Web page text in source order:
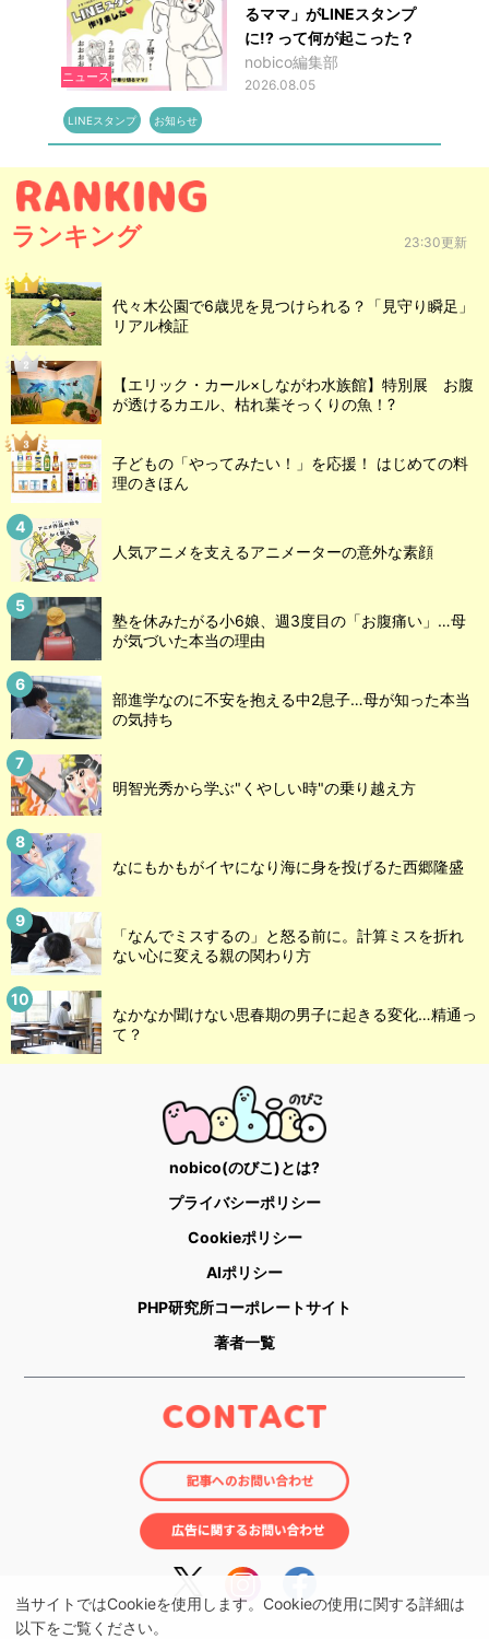
当サイトではCookieを使用します。Cookieの使用に関する詳細は
以下をご覧ください。
ニュース
るママ」がLINEスタンプ
に!? って何が起こった？
nobico編集部
2026.08.05
LINEスタンプ お知らせ
ランキング 23:30更新
代々木公園で6歳児を見つけられる？「見守り瞬足」
リアル検証
【エリック・カール×しながわ水族館】特別展 お腹
が透けるカエル、枯れ葉そっくりの魚！?
子どもの「やってみたい！」を応援！ はじめての料
理のきほん
人気アニメを支えるアニメーターの意外な素顔
塾を休みたがる小6娘、週3度目の「お腹痛い」…母
が気づいた本当の理由
部進学なのに不安を抱える中2息子…母が知った本当
の気持ち
明智光秀から学ぶ"くやしい時"の乗り越え方
なにもかもがイヤになり海に身を投げるた西郷隆盛
「なんでミスするの」と怒る前に。計算ミスを折れ
ない心に変える親の関わり方
なかなか聞けない思春期の男子に起きる変化…精通っ
て？
nobico(のびこ)とは?
プライバシーポリシー
Cookieポリシー
AIポリシー
PHP研究所コーポレートサイト
著者一覧